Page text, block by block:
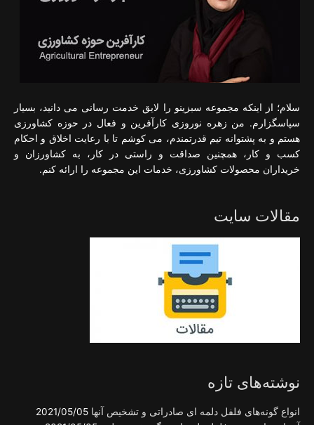
سلام؛ از اینکه مجموعه سبزینو را لایق خدمت رسانی می دانید، بسیار
سپاسگزارم. من زهره نوروزی کارآفرین و فعال در حوزه کشاورزی
هستم و به پشتوانه تیم قدرتمندم، می کوشم تا با رعایت اخلاق و احکام
کسب و کار، همچنین صداقت و راستی در کار، به کشاورزان و
خریداران محصولات کشاورزی، خدمات این مجموعه را ارائه کنم.
مقالات سایت
نوشته‌های تازه
انواع گونه‌های فلفل دلمه ای صادراتی و تشخیص آنها 2021/05/05